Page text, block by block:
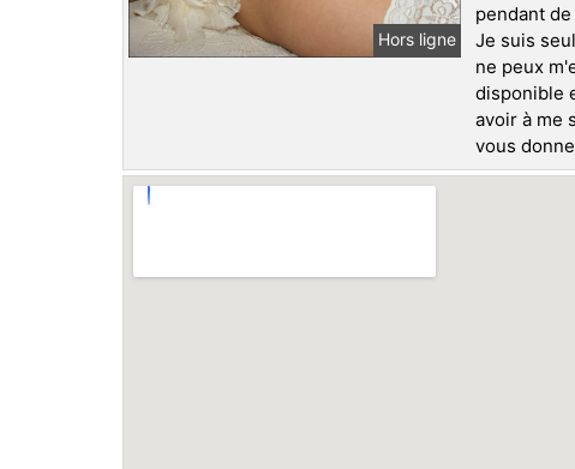
Hors ligne
pendant
Je suis
ne peux
disponible
avoir à me
vous